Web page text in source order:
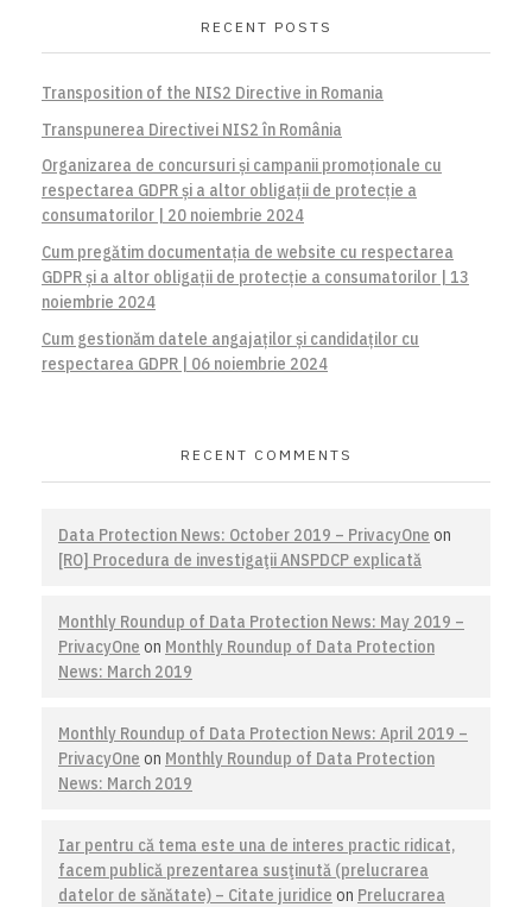
RECENT POSTS
Transposition of the NIS2 Directive in Romania
Transpunerea Directivei NIS2 în România
Organizarea de concursuri și campanii promoționale cu
respectarea GDPR și a altor obligații de protecție a
consumatorilor | 20 noiembrie 2024
Cum pregătim documentația de website cu respectarea
GDPR și a altor obligații de protecție a consumatorilor | 13
noiembrie 2024
Cum gestionăm datele angajaților și candidaților cu
respectarea GDPR | 06 noiembrie 2024
RECENT COMMENTS
Data Protection News: October 2019 – PrivacyOne on
[RO] Procedura de investigaţii ANSPDCP explicată
Monthly Roundup of Data Protection News: May 2019 –
PrivacyOne on Monthly Roundup of Data Protection
News: March 2019
Monthly Roundup of Data Protection News: April 2019 –
PrivacyOne on Monthly Roundup of Data Protection
News: March 2019
Iar pentru că tema este una de interes practic ridicat,
facem publică prezentarea susţinută (prelucrarea
datelor de sănătate) – Citate juridice on Prelucrarea